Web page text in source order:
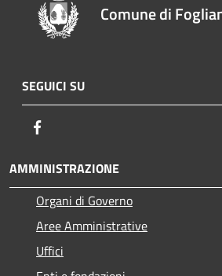
Comune di
SEGUICI SU
AMMINISTRAZIONE
Organi di Governo
Aree Amministrative
Uffici